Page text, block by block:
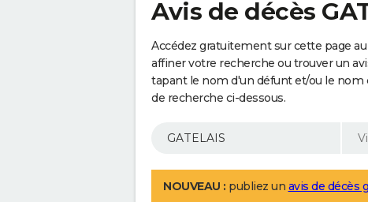
Avis de décès
Accédez gratuitement sur cette page
affiner votre recherche ou trouver un
tapant le nom d'un défunt et/ou le
de recherche ci-dessous.
NOUVEAU : publiez un avis de décès